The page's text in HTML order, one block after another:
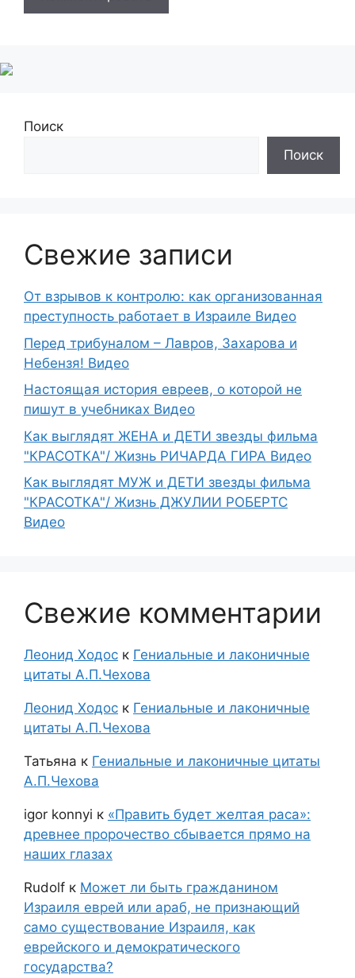
Поиск
Поиск
Свежие записи
От взрывов к контролю: как организованная
преступность работает в Израиле Видео
Перед трибуналом – Лавров, Захарова и
Небензя! Видео
Настоящая история евреев, о которой не
пишут в учебниках Видео
Как выглядят ЖЕНА и ДЕТИ звезды фильма
"КРАСОТКА"/ Жизнь РИЧАРДА ГИРА Видео
Как выглядят МУЖ и ДЕТИ звезды фильма
"КРАСОТКА"/ Жизнь ДЖУЛИИ РОБЕРТС
Видео
Свежие комментарии
Леонид Ходос к Гениальные и лаконичные
цитаты А.П.Чехова
Леонид Ходос к Гениальные и лаконичные
цитаты А.П.Чехова
Татьяна к Гениальные и лаконичные цитаты
А.П.Чехова
igor konnyi к «Править будет желтая раса»:
древнее пророчество сбывается прямо на
наших глазах
Rudolf к Может ли быть гражданином
Израиля еврей или араб, не признающий
само существование Израиля, как
еврейского и демократического
государства?